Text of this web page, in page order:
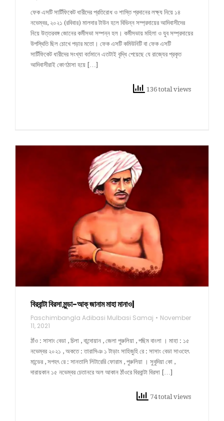
ফেক এসটি সার্টিফিকেট ধারীদের প্রতিরোধ ও শাস্তি প্রদানের লক্ষ্য নিয়ে ১৪
নভেম্বর, ২০২১ (রবিবার) মালদার টাউন হলে বিভিন্ন সম্প্রদায়ের আদিবাসীদের
নিয়ে উত্তরবঙ্গ জোনের কর্মীসভা সম্পন্ন হল। কর্মীসভায় মহিলা ও যুব সম্প্রদায়ের
উপস্থিতি ছিল চোখে পড়ার মতো। ফেক এসটি কমিউনিটি বা ফেক এসটি
সার্টিফিকেট ধারীদের সংখ্যা বর্তমানে এতটাই বৃদ্ধি পেয়েছে যে রাজ্যের প্রকৃত
আদিবাসীরাই কোণঠাসা হয়ে […]
136 total views
বিরবান্টা বিরসা মুন্ডা-আক্ জানাম মাহা মানাও|
Paschimbangla Adibasi Mulbasi Samaj
November
11, 2021
ঠাঁও : সাসাং বেডা , চিলা , বান্দোয়ান , জেলা পুরুলিয়া , পছিম বাংলা । মাহা : ১৫
নভেম্বর ২০২১ , অকতে : তারাসিঞ ১ টাড়াং সাহিজুহি রে : সাসাং বেডা সাওহেৎ
মান্ডের , সপহৎ রে : সানতালি লিটারেরি ফোরাম , পুরুলিয়া ‌। সুবুদিয়া কো ,
দারায়কান ১৫ নভেম্বর চেতানরে অল আকান ঠাঁওরে বিরবান্টা বিরসা […]
74 total views